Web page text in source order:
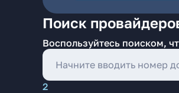
Поиск
Воспользуйтесь поиском,
2